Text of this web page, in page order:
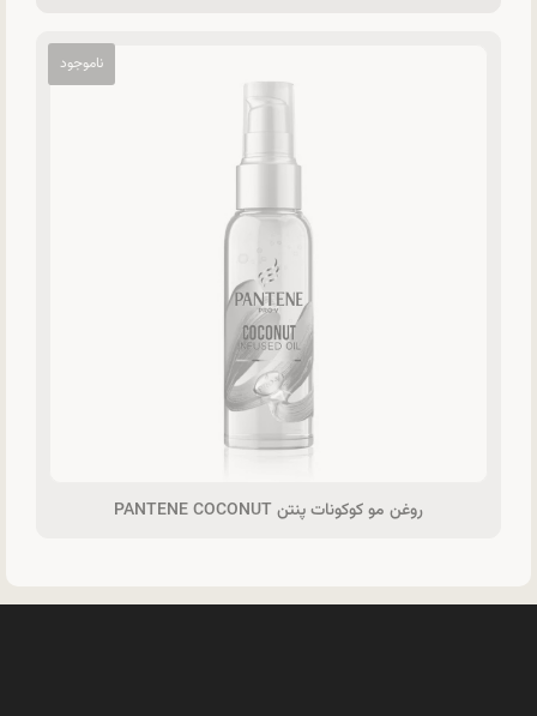
روغن مو کوکونات پنتن PANTENE COCONUT